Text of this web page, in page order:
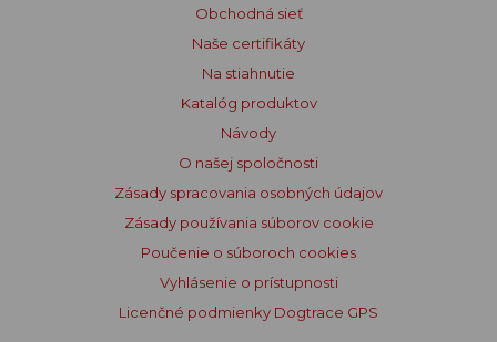
Obchodná sieť
Naše certifikáty
Na stiahnutie
Katalóg produktov
Návody
O našej spoločnosti
Zásady spracovania osobných údajov
Zásady používania súborov cookie
Poučenie o súboroch cookies
Vyhlásenie o prístupnosti
Licenčné podmienky Dogtrace GPS